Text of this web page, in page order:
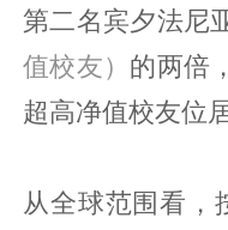
第二名宾夕法尼
值校友） 的两倍
超高净值校友位
从全球范围看，